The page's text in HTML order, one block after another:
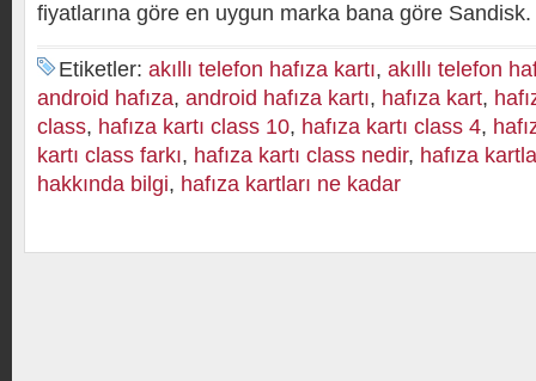
fiyatlarına göre en uygun marka bana göre Sandisk.
Etiketler: akıllı telefon hafıza kartı, akıllı telefon
android hafıza, android hafıza kartı, hafıza kart,
class, hafıza kartı class 10, hafıza kartı class 4,
kartı class farkı, hafıza kartı class nedir, hafıza
hakkında bilgi, hafıza kartları ne kadar